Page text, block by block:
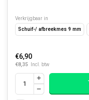
Verkrijgbaar in
Schuif-/ afbreekmes 9 mm
€6,90
€8,35 Incl. btw